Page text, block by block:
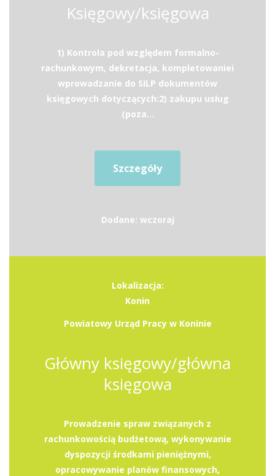
Księgowy/księgowa
1) Kontrola pod względem formalno-
rachunkowym, dekretacja, kompletowaniei
wprowadzanie do SILP dokumentów
księgowych dotyczących:2) zakupu usług
(poza...
Szczegóły
Dodane: wczoraj
Lokalizacja:
Konin
Powiatowy Urząd Pracy w Koninie
Główny księgowy/główna
księgowa
Prowadzenie spraw związanych z
rachunkowością budżetową, wykonywanie
dyspozycji środkami pieniężnymi,
opracowywanie planów finansowych,